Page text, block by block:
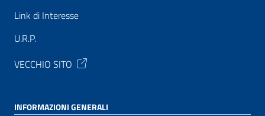
Link di Interesse
U.R.P.
VECCHIO SITO
INFORMAZIONI GENERALI